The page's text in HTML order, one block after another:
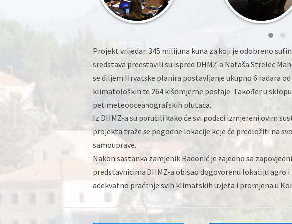
Projekt vrijedan 345 milijuna kuna za koji je odobreno
sredstava predstavili su ispred DHMZ-a Nataša Strelec
se diljem Hrvatske planira postavljanje ukupno 6 radara
klimatoloških te 264 kišomjerne postaje. Također u
pet meteooceanografskih plutača.
Iz DHMZ-a su poručili kako će svi podaci izmjereni ovim
projekta traže se pogodne lokacije koje će predložiti na
samouprave.
Nakon sastanka zamjenik Radonić je zajedno sa
predstavnicima DHMZ-a obišao dogovorenu lokaciju
adekvatno praćenje svih klimatskih uvjeta i promjena u